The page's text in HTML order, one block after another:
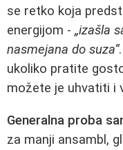
se retko koja
energijom - „izašla
nasmejana do suza“
ukoliko pratite
možete je uhvatiti i
Generalna proba
za manji ansambl,